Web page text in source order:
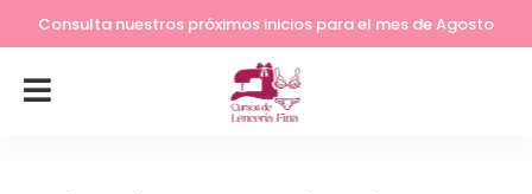
Lleva tu costura a otro nivel